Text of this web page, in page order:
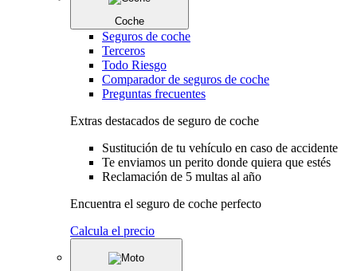
Coche
Seguros de coche
Terceros
Todo Riesgo
Comparador de seguros de coche
Preguntas frecuentes
Extras destacados de seguro de coche
Sustitución de tu vehículo en caso de accidente
Te enviamos un perito donde quiera que estés
Reclamación de 5 multas al año
Encuentra el seguro de coche perfecto
Calcula el precio